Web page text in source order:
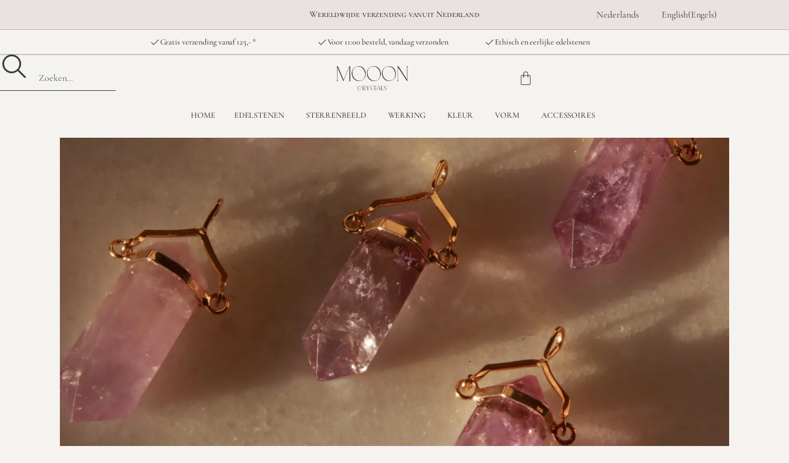
Wereldwijde verzending vanuit Nederland Nederlands English(Engels)
Gratis verzending vanaf 125,- * Voor 11:00 besteld, vandaag verzonden Ethisch en eerlijke edelstenen
HOME EDELSTENEN STERRENBEELD WERKING KLEUR VORM ACCESSOIRES